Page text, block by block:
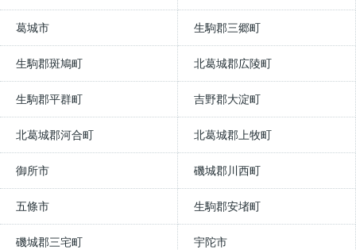
葛城市 生駒郡三郷町
生駒郡斑鳩町 北葛城郡広陵町
生駒郡平群町 吉野郡大淀町
北葛城郡河合町 北葛城郡上牧町
御所市 磯城郡川西町
五條市 生駒郡安堵町
磯城郡三宅町 宇陀市